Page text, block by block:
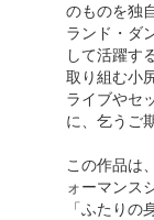
のものを独
ランド・ダ
して活躍す
取り組む小
ライブやセ
に、乞うご
この作品は
ォーマンス
「ふたりの